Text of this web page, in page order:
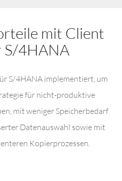
mit Client
S/4HANA
S/4HANA implementiert, um
für nicht-produktive
mit weniger Speicherbedarf
Datenauswahl sowie mit
Kopierprozessen.